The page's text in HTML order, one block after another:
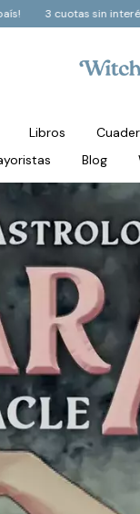
3 cuotas sin interés -
Libros
Blog